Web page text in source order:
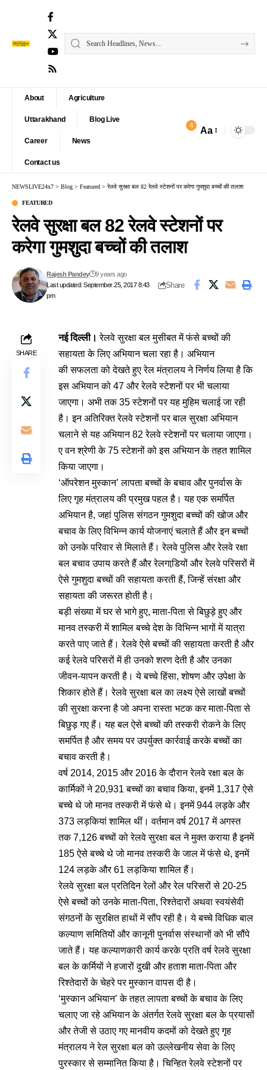
About Agriculture
Uttarakhand Blog Live
Career News
Contact us
4 Aa
NEWSLIVE24x7 > Blog > Featured > रेलवे सुरक्षा बल 82 रेलवे स्टेशनों पर करेगा गुमशुदा बच्चों की तलाश
FEATURED
रेलवे सुरक्षा बल 82 रेलवे स्टेशनों पर
करेगा गुमशुदा बच्चों की तलाश
Last updated: September 25, 2017 8:43
pm
Rajesh Pandey 9 years ago
Share
SHARE
नई दिल्ली। रेलवे सुरक्षा बल मुसीबत में फंसे बच्‍चों की
सहायता के लिए अभियान चला रहा है। अभियान
की सफलता को देखते हुए रेल मंत्रालय ने निर्णय लिया है कि
इस अभियान को 47 और रेलवे स्‍टेशनों पर भी चलाया
जाएगा। अभी तक 35 स्‍टेशनों पर यह मुहिम चलाई जा रही
है। इन अतिरिक्‍त रेलवे स्‍टेशनों पर बाल सुरक्षा अभियान
चलाने से यह अभियान 82 रेलवे स्‍टेशनों पर चलाया जाएगा।
ए वन श्रेणी के 75 स्‍टेशनों को इस अभियान के तहत शामिल
किया जाएगा।
‘ऑपरेशन मुस्‍कान’ लापता बच्‍चों के बचाव और पुनर्वास के
लिए गृह मंत्रालय की प्रमुख पहल है। यह एक समर्पित
अभियान है, जहां पुलिस संगठन गुमशुदा बच्‍चों की खोज और
बचाव के लिए विभिन्‍न कार्य योजनाएं चलाते हैं और इन बच्‍चों
को उनके परिवार से मिलाते हैं। रेलवे पुलिस और रेलवे रक्षा
बल बचाव उपाय करते हैं और रेलगाडि़यों और रेलवे परिसरों में
ऐसे गुमशुदा बच्‍चों की सहायता करती हैं, जिन्‍हें संरक्षा और
सहायता की जरूरत होती है।
बड़ी संख्‍या में घर से भागे हुए, माता-पिता से बिछुड़े हुए और
मानव तस्‍करी में शामिल बच्‍चे देश के विभिन्‍न भागों में यात्रा
करते पाए जाते हैं। रेलवे ऐसे बच्‍चों की सहायता करती है और
कई रेलवे परिसरों में ही उनको शरण देती है और उनका
जीवन-यापन करती है। ये बच्‍चे हिंसा, शोषण और उपेक्षा के
शिकार होते हैं। रेलवे सुरक्षा बल का लक्ष्‍य ऐसे लाखों बच्‍चों
की सुरक्षा करना है जो अपना रास्‍ता भटक कर माता-पिता से
बिछुड़ गए हैं। यह बल ऐसे बच्‍चों की तस्‍करी रोकने के लिए
समर्पित है और समय पर उपर्युक्‍त कार्रवाई करके बच्‍चों का
बचाव करती है।
वर्ष 2014, 2015 और 2016 के दौरान रेलवे रक्षा बल के
कार्मिकों ने 20,931 बच्‍चों का बचाव किया, इनमें 1,317 ऐसे
बच्‍चे थे जो मानव तस्‍करी में फंसे थे। इनमें 944 लड़के और
373 लड़कियां शामिल थीं। वर्तमान वर्ष 2017 में अगस्‍त
तक 7,126 बच्‍चों को रेलवे सुरक्षा बल ने मुक्‍त कराया है इनमें
185 ऐसे बच्‍चे थे जो मानव तस्‍करी के जाल में फंसे थे, इनमें
124 लड़के और 61 लड़किया शामिल हैं।
रेलवे सुरक्षा बल प्रतिदिन रेलों और रेल परिसरों से 20-25
ऐसे बच्‍चों को उनके माता-पिता, रिश्‍तेदारों अथवा स्‍वयंसेवी
संगठनों के सुरक्षित हाथों में सौंप रही है। ये बच्‍चे विधिक बाल
कल्‍याण समितियों और कानूनी पुनर्वास संस्‍थानों को भी सौंपे
जाते हैं। यह कल्‍याणकारी कार्य करके प्रति वर्ष रेलवे सुरक्षा
बल के कर्मियों ने हजारों दुखी और हताश माता-पिता और
रिश्‍तेदारों के चेहरे पर मुस्‍कान वापस दी है।
‘मुस्‍कान अभियान’ के तहत लापता बच्‍चों के बचाव के लिए
चलाए जा रहे अभियान के अंतर्गत रेलवे सुरक्षा बल के प्रयासों
और तेजी से उठाए गए मानवीय कदमों को देखते हुए गृह
मंत्रालय ने रेल सुरक्षा बल को उल्‍लेखनीय सेवा के लिए
पुरस्‍कार से सम्‍मानित किया है। चिन्हित रेलवे स्‍टेशनों पर